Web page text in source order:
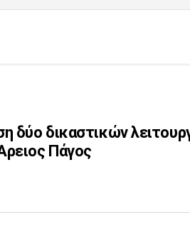
δύο δικαστικών
Πάγος